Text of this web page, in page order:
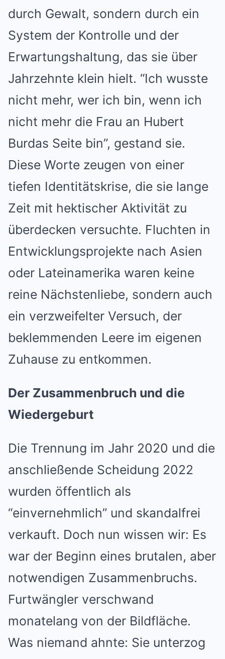
durch Gewalt, sondern durch ein
System der Kontrolle und der
Erwartungshaltung, das sie über
Jahrzehnte klein hielt. “Ich wusste
nicht mehr, wer ich bin, wenn ich
nicht mehr die Frau an Hubert
Burdas Seite bin”, gestand sie.
Diese Worte zeugen von einer
tiefen Identitätskrise, die sie lange
Zeit mit hektischer Aktivität zu
überdecken versuchte. Fluchten in
Entwicklungsprojekte nach Asien
oder Lateinamerika waren keine
reine Nächstenliebe, sondern auch
ein verzweifelter Versuch, der
beklemmenden Leere im eigenen
Zuhause zu entkommen.
Der Zusammenbruch und die
Wiedergeburt
Die Trennung im Jahr 2020 und die
anschließende Scheidung 2022
wurden öffentlich als
“einvernehmlich” und skandalfrei
verkauft. Doch nun wissen wir: Es
war der Beginn eines brutalen, aber
notwendigen Zusammenbruchs.
Furtwängler verschwand
monatelang von der Bildfläche.
Was niemand ahnte: Sie unterzog